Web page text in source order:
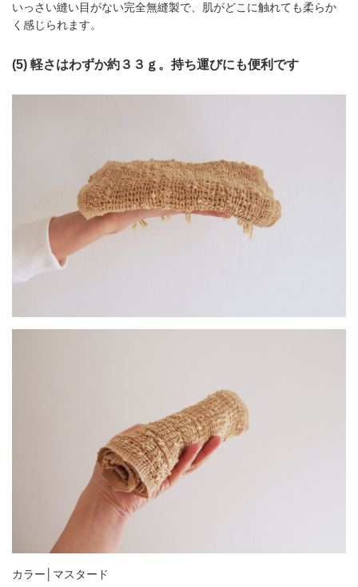
いっさい縫い目がない完全無縫製で、肌がどこに触れても柔らか
く感じられます。
(5) 軽さはわずか約３３ｇ。持ち運びにも便利です
カラー│マスタード